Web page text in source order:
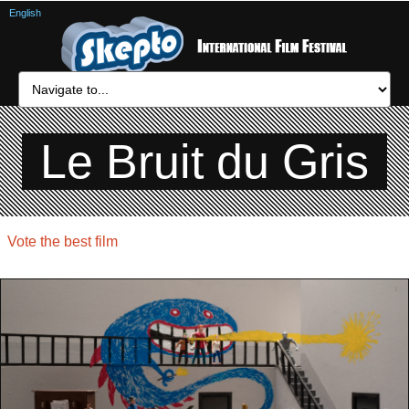
Le Bruit du Gris
Vote the best film
English